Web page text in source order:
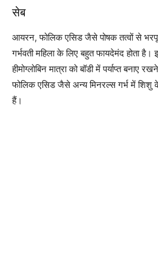
सेब
आयरन, फोलिक एसिड जैसे पोषक तत्वों से
गर्भवती महिला के लिए बहुत फायदेमंद होता
हीमोग्लोबिन मात्रा को बॉडी में पर्याप्त बनाए
फोलिक एसिड जैसे अन्य मिनरल्स गर्भ में शिशु
हैं।